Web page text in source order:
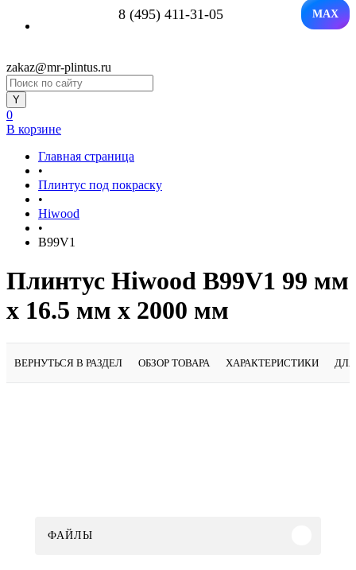
8 (495) 411-31-05 MAX
zakaz@mr-plintus.ru
0
В корзине
Главная страница
•
Плинтус под покраску
•
Hiwood
•
B99V1
Плинтус Hiwood B99V1 99 мм
х 16.5 мм х 2000 мм
ВЕРНУТЬСЯ В РАЗДЕЛ ОБЗОР ТОВАРА ХАРАКТЕРИСТИКИ
ФАЙЛЫ